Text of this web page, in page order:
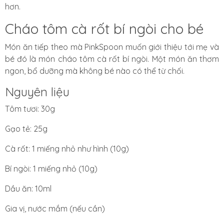
hơn.
Cháo tôm cà rốt bí ngòi cho bé
Món ăn tiếp theo mà PinkSpoon muốn giới thiệu tới mẹ và
bé đó là món cháo tôm cà rốt bí ngòi. Một món ăn thơm
ngon, bổ dưỡng mà không bé nào có thể từ chối.
Nguyên liệu
Tôm tươi: 30g
Gạo tẻ: 25g
Cà rốt: 1 miếng nhỏ như hình (10g)
Bí ngòi: 1 miếng nhỏ (10g)
Dầu ăn: 10ml
Gia vị, nước mắm (nếu cần)